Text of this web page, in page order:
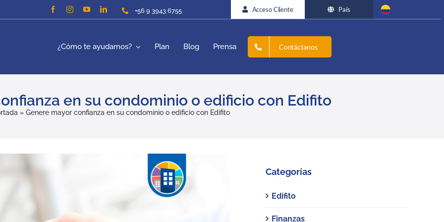
+56 9 3943 6755 Acceso Cliente País
¿Cómo te ayudamos? Plan Blog Prensa Contáctanos
en su condominio o edificio con Edifito
» Genere mayor confianza en su condominio o edificio con Edifito
Categorías
Edifito
Finanzas